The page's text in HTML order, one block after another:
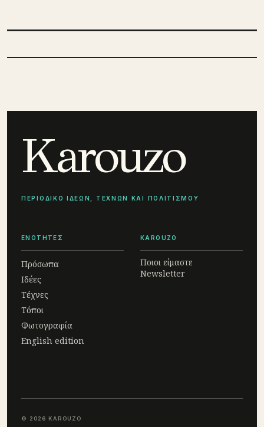
Karouzo
ΠΕΡΙΟΔΙΚΟ ΙΔΕΩΝ, ΤΕΧΝΩΝ ΚΑΙ ΠΟΛΙΤΙΣΜΟΥ
ΕΝΟΤΗΤΕΣ
Πρόσωπα
Ιδέες
Τέχνες
Τόποι
Φωτογραφία
English edition
KAROUZO
Ποιοι είμαστε
Newsletter
© 2026 KAROUZO